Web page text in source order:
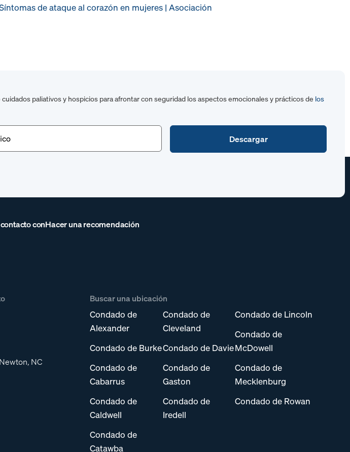
de ataque al corazón en mujeres | Asociación
paliativos y hospicios para afrontar con seguridad los aspectos emocionales y prácticos de los
conHacer una recomendación
NC
Buscar una ubicación
Condado de
Alexander
Condado de Burke
Condado de
Cabarrus
Condado de
Caldwell
Condado de
Catawba
Condado de
Cleveland
Condado de Davie
Condado de
Gaston
Condado de
Iredell
Condado de Lincoln
Condado de
McDowell
Condado de
Mecklenburg
Condado de Rowan